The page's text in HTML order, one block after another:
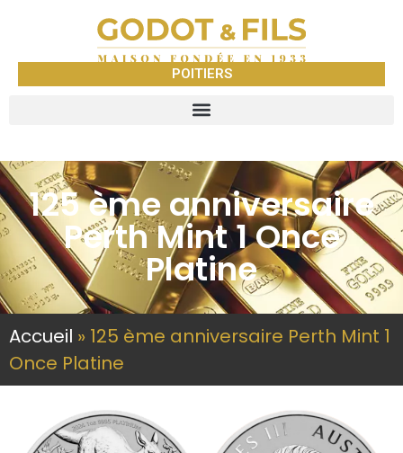
POITIERS
125 ème anniversaire
Perth Mint 1 Once
Platine
Accueil » 125 ème anniversaire Perth Mint 1
Once Platine